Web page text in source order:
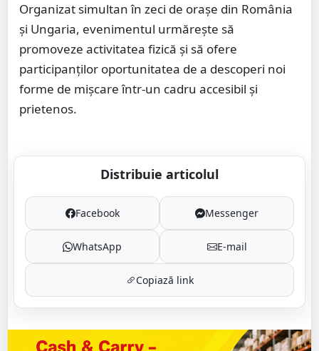
Organizat simultan în zeci de orașe din România
și Ungaria, evenimentul urmărește să
promoveze activitatea fizică și să ofere
participanților oportunitatea de a descoperi noi
forme de mișcare într-un cadru accesibil și
prietenos.
Distribuie articolul
Facebook Messenger
WhatsApp E-mail
Copiază link